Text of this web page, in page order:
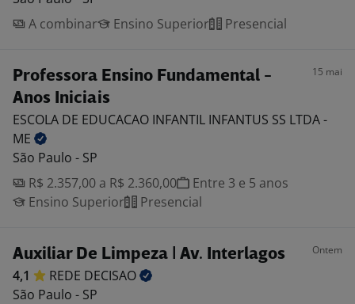
A combinar
Ensino Superior Presencial
Professora Ensino Fundamental -
Anos Iniciais
15 mai
ESCOLA DE EDUCACAO INFANTIL INFANTUS SS LTDA -
ME
São Paulo - SP
R$ 2.357,00 a R$ 2.360,00
Entre 3 e 5 anos
Ensino Superior
Presencial
Auxiliar De Limpeza | Av. Interlagos Ontem
4,1 REDE DECISAO
São Paulo - SP